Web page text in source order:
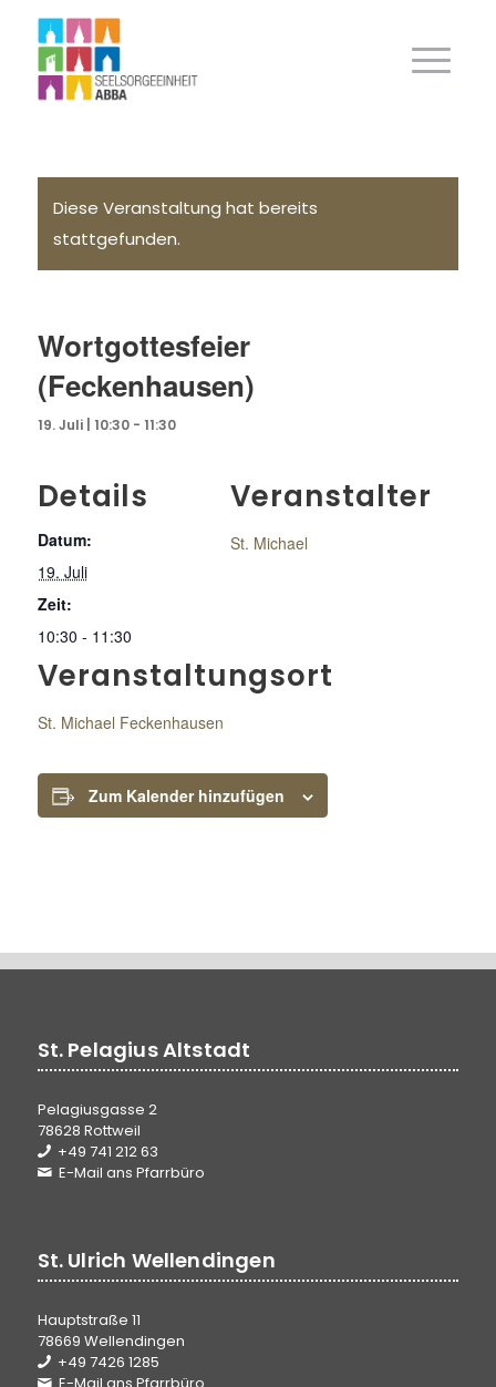
Diese Veranstaltung hat bereits
stattgefunden.
Wortgottesfeier
(Feckenhausen)
19. Juli | 10:30- 11:30
Details
Datum:
19. Juli
Zeit:
10:30 - 11:30
Veranstaltungsort
St. Michael Feckenhausen
Veranstalter
St. Michael
Zum Kalender hinzufügen
St. Pelagius Altstadt
Pelagiusgasse 2
78628 Rottweil
+49 741 212 63
E-Mail ans Pfarrbüro
St. Ulrich Wellendingen
Hauptstraße 11
78669 Wellendingen
+49 7426 1285
E-Mail ans Pfarrbüro